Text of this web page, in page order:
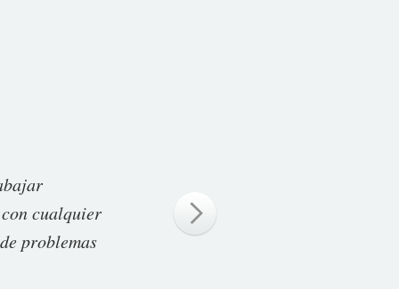
cualquier
problemas